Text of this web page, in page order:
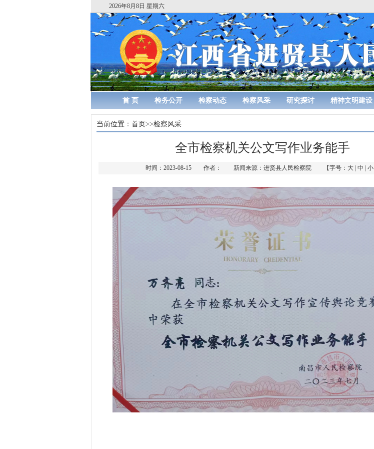
2026年8月8日 星期六
首 页 检务公开 检察动态 检察风采 研究探讨 精神文明建设
当前位置： 首页>>检察风采
全市检察机关公文写作业务能手
时间：2023-08-15 作者： 新闻来源：进贤县人民检察院 【字号： 大 中 小